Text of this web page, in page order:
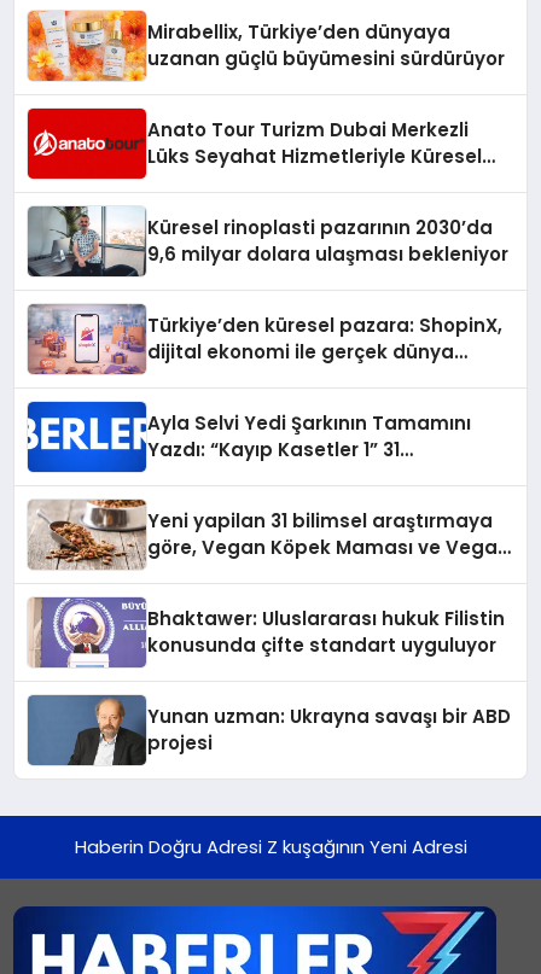
Mirabellix, Türkiye’den dünyaya
uzanan güçlü büyümesini sürdürüyor
Anato Tour Turizm Dubai Merkezli
Lüks Seyahat Hizmetleriyle Küresel
Küresel rinoplasti pazarının 2030’da
9,6 milyar dolara ulaşması bekleniyor
Türkiye’den küresel pazara: ShopinX,
dijital ekonomi ile gerçek dünya
Ayla Selvi Yedi Şarkının Tamamını
Yazdı: “Kayıp Kasetler 1” 31
Yeni yapilan 31 bilimsel araştırmaya
göre, Vegan Köpek Maması ve Vegan
Bhaktawer: Uluslararası hukuk Filistin
konusunda çifte standart uyguluyor
Yunan uzman: Ukrayna savaşı bir ABD
projesi
Haberin Doğru Adresi Z kuşağının Yeni Adresi